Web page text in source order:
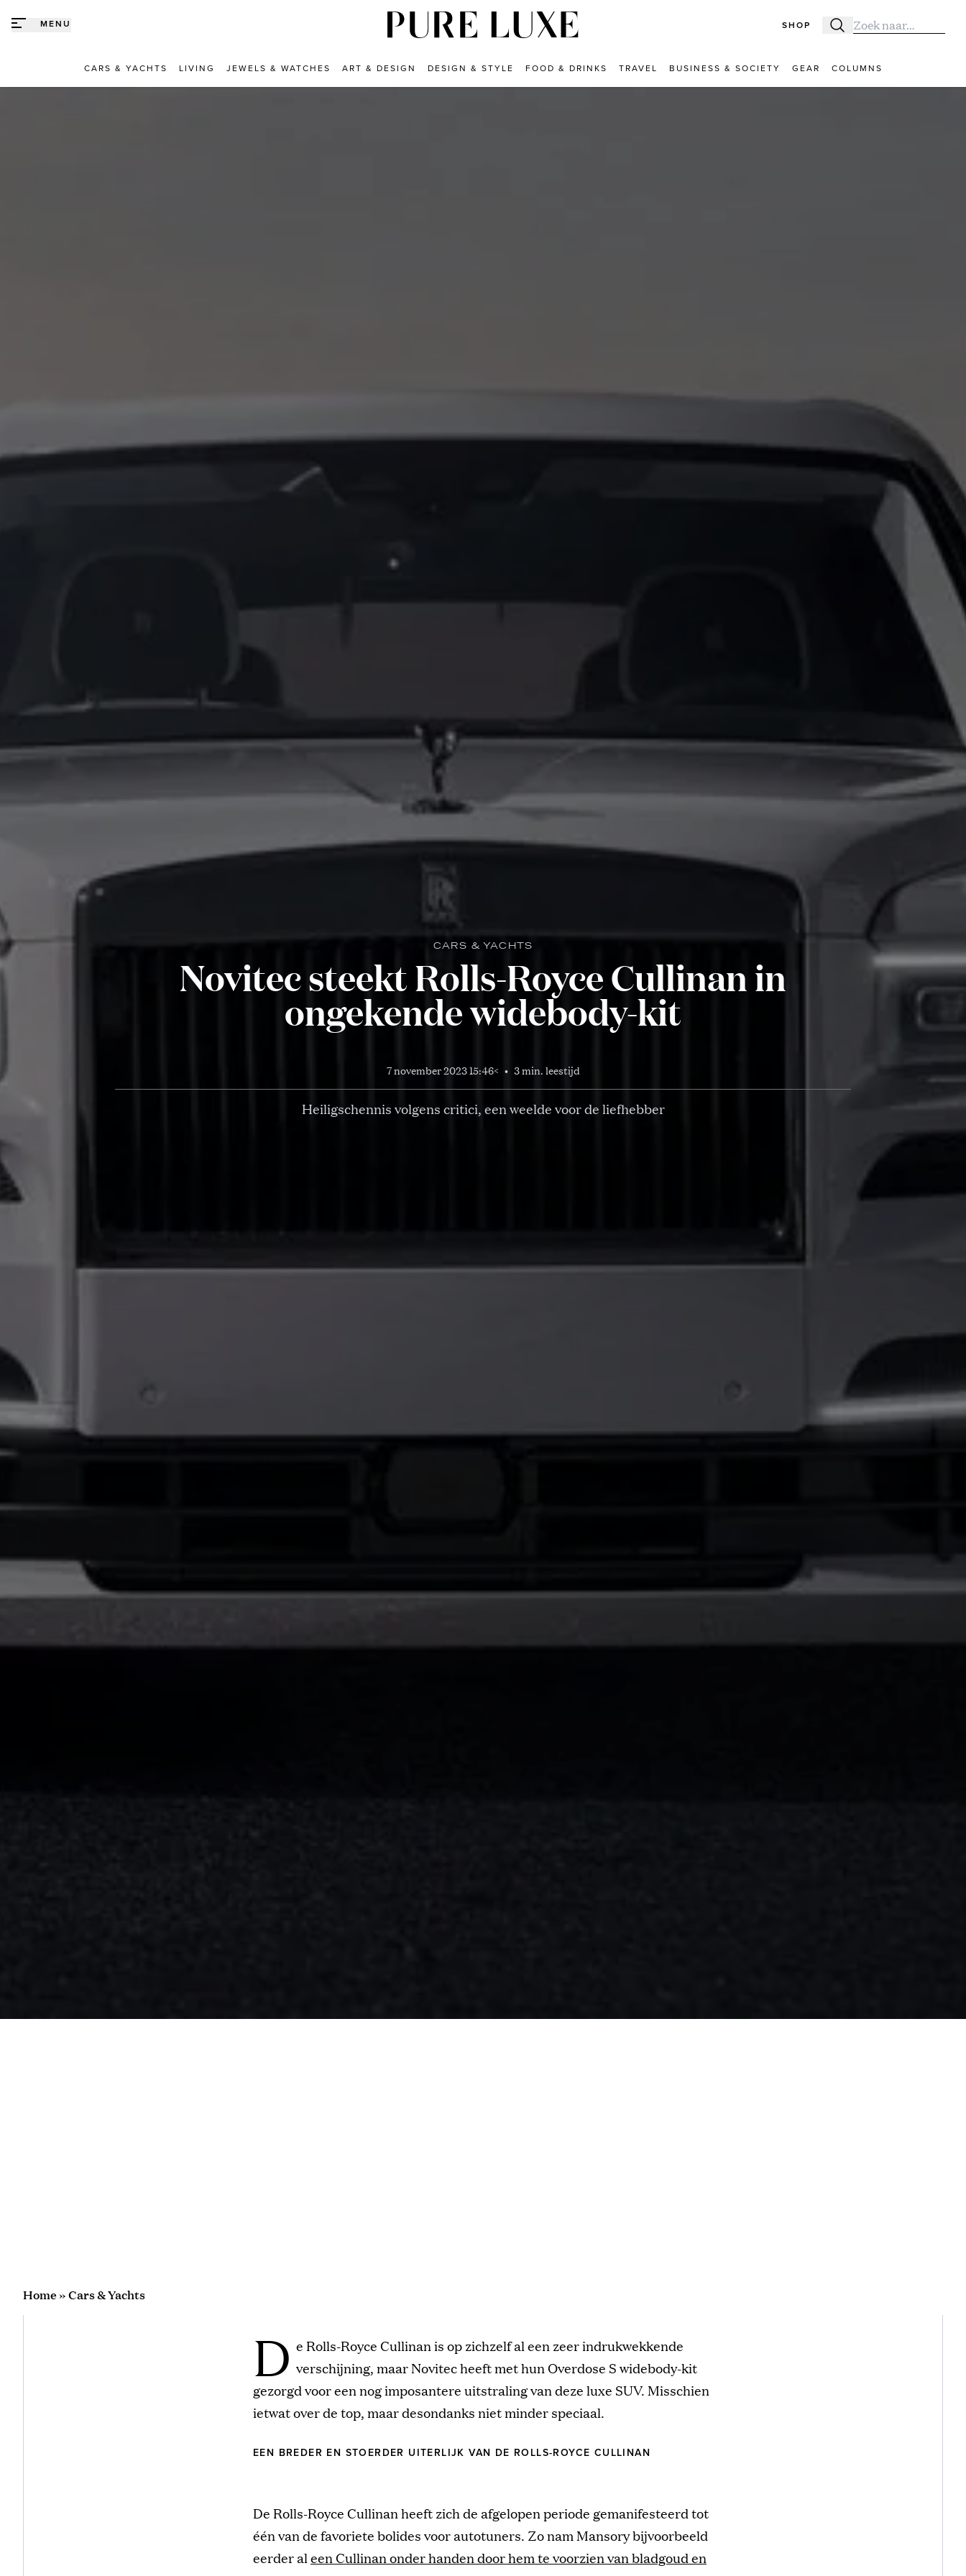
MENU SHOP Zoeken
Zoek naar:
CARS & YACHTS LIVING JEWELS & WATCHES ART & DESIGN DESIGN & STYLE FOOD & DRINKS TRAVEL BUSINESS & SOCIETY GEAR COLUMNS
CARS & YACHTS
Novitec steekt Rolls-Royce Cullinan in
ongekende widebody-kit
7 november 2023 15:46< • 3 min. leestijd
Heiligschennis volgens critici, een weelde voor de liefhebber
Home»Cars & Yachts
D e Rolls-Royce Cullinan is op zichzelf al een zeer indrukwekkende
verschijning, maar Novitec heeft met hun Overdose S widebody-kit
gezorgd voor een nog imposantere uitstraling van deze luxe SUV. Misschien
ietwat over de top, maar desondanks niet minder speciaal.
EEN BREDER EN STOERDER UITERLIJK VAN DE ROLLS-ROYCE CULLINAN
De Rolls-Royce Cullinan heeft zich de afgelopen periode gemanifesteerd tot
één van de favoriete bolides voor autotuners. Zo nam Mansory bijvoorbeeld
eerder aleen Cullinan onder handen door hem te voorzien van bladgoud en